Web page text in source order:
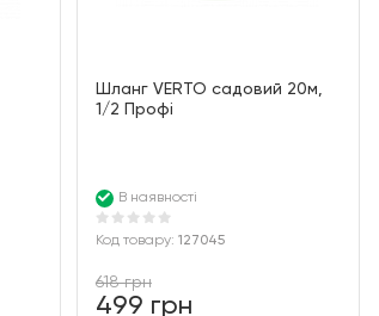
Шланг VERTO садовий 20м,
1/2 Профі
В наявності
Код товару: 127045
618 грн
499 грн